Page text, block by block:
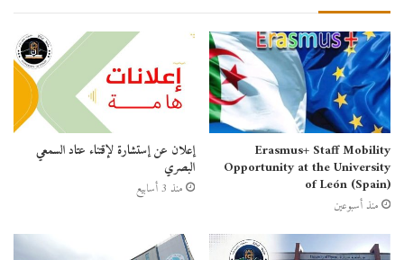
Erasmus+ Staff Mobility
Opportunity at the University
of León (Spain)
منذ أسبوعين
إعلان عن إستشارة لإقتناء عتاد السمعي
البصري
منذ 3 أسابيع